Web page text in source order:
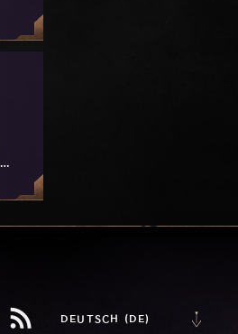
DEUTSCH (DE)